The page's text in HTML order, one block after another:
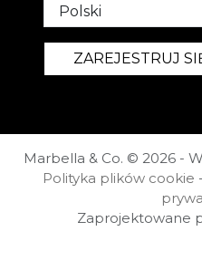
Marbella & Co. © 2026 -
Polityka plików cookie -
Zaprojektowane